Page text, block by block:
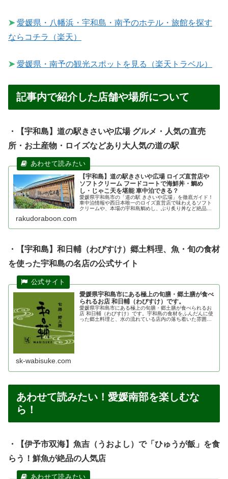
➤ 愛媛県・八幡浜・宇和島・南予のホテル・旅館を探す
ならコチラ（楽天）
➤ 愛媛県・南予の観光スポットを見る（楽天トラベル）
記事内で紹介した店舗や場所について
・【宇和島】道の駅きさいや広場 グルメ・人気の直売
所・お土産物・ロイズなどあり大人気の道の駅
【宇和島】道の駅きさいや広場 ロイズ直営店や
ソフトクリーム フードコートで海鮮丼・鯛め
し・じゃこ天を堪能 車中泊できる？
愛媛県宇和島市の「道の駅 きさいや広場」を徹底ガイド！
車中泊情報や西日本唯一のロイズ直営店で味わえるソフト
クリームや、本場の宇和島鯛めし、ぶり炙り丼など絶品グ
rakudoraboon.com
・【宇和島】和日輔（わびすけ）郷土料理、魚・旬の食材
を使った宇和島の名店の公式サイト
愛媛県宇和島市にある極上の旬膳・郷土膳が食べ
られるお店 和日輔（わびすけ）です。
愛媛県宇和島市にある極上の旬膳・郷土膳が食べられるお
店 和日輔（わびすけ）です。宇和島の食材をふんだんに使
った郷土料理と、水の流れている店内の落ち着いた雰囲気
sk-wabisuke.com
あわせて読みたい！愛媛南部を楽しむな
ら！
・【伊予市双海】魚吉（うおよし）で「ひゅうが飯」を食
らう！鮮魚が絶品の人気店